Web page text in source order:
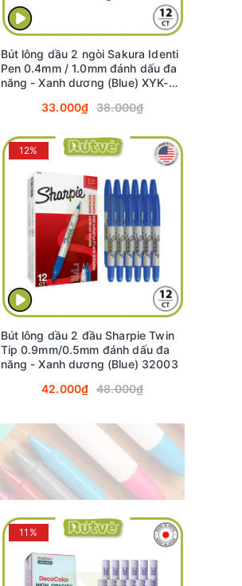
Bút lông dầu 2 ngòi Sakura Identi
Pen 0.4mm / 1.0mm đánh dấu đa
năng - Xanh dương (Blue) XYK-
33.000₫ 38.000₫
12%
Bút lông dầu 2 đầu Sharpie Twin
Tip 0.9mm/0.5mm đánh dấu đa
năng - Xanh dương (Blue) 32003
42.000₫ 48.000₫
11%